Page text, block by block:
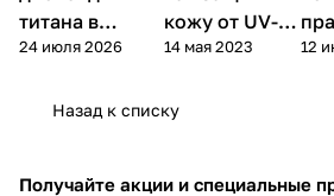
титана в
санскринах: в
что лучше
24 июля 2026
кожу от UV-
излучения во
отпуска
14 мая 2023 12
Назад к списку
Получайте акции и специальные